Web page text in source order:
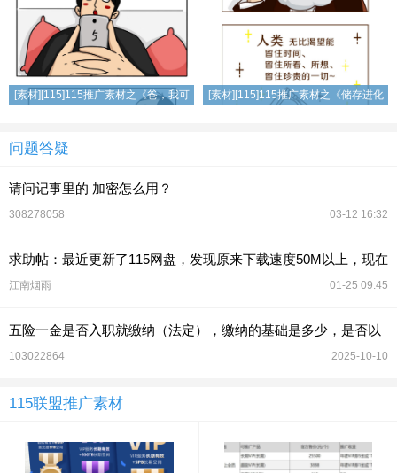
[素材][115]115推广素材之《爸，我可
[素材][115]115推广素材之《储存进化
问题答疑
请问记事里的 加密怎么用？
308278058 03-12 16:32
求助帖：最近更新了115网盘，发现原来下载速度50M以上，现在
最多只有10M了，请教怎么
江南烟雨 01-25 09:45
五险一金是否入职就缴纳（法定），缴纳的基础是多少，是否以
实际工资为基数（五险一金舍不得的缴纳的公司，
103022864 2025-10-10
115联盟推广素材